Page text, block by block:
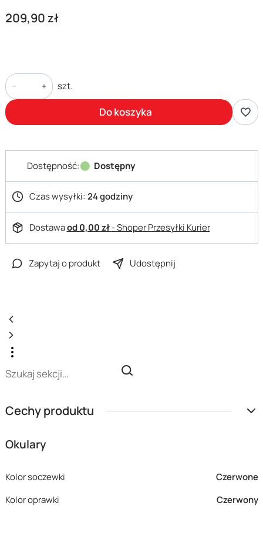
Cena
209,90 zł
szt.
Do koszyka
Dostępność: Dostępny
Czas wysyłki: 24 godziny
Dostawaod 0,00 zł- Shoper Przesyłki Kurier
Zapytaj o produkt Udostępnij
Cechy produktu
Okulary
Kolor soczewki
Czerwone
Kolor oprawki
Czerwony